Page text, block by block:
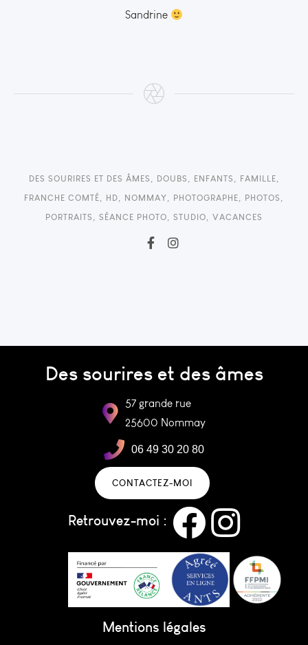
Sandrine
DES SOURIRES ET DES ÂMES , DOUBS , ENFANTS , FAMILLE,
FRANCHE COMTÉ, HD, NOMMAY, PHOTOGRAPHE, PHOTOS ,
PORTRAITS , SÉANCE PHOTO, STUDIO, VACANCES
Des sourires et des âmes
57 grande rue
25600 Nommay
06 49 30 20 80
CONTACTEZ-MOI
Retrouvez-moi :
Mentions légales